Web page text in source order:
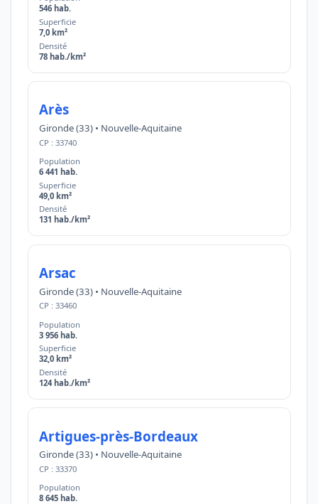
546 hab.
Superficie
7,0 km²
Densité
78 hab./km²
Arès
Gironde (33) • Nouvelle-Aquitaine
CP : 33740
Population
6 441 hab.
Superficie
49,0 km²
Densité
131 hab./km²
Arsac
Gironde (33) • Nouvelle-Aquitaine
CP : 33460
Population
3 956 hab.
Superficie
32,0 km²
Densité
124 hab./km²
Artigues-près-Bordeaux
Gironde (33) • Nouvelle-Aquitaine
CP : 33370
Population
8 645 hab.